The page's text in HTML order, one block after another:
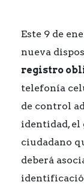
Este 9 de
nueva
registro
telefonía
de control
identidad,
ciudadano
deberá